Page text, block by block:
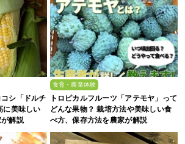
シ「ドルチ
に美味しい
解説
食育・農業体験
トロピカルフルーツ「アテモヤ」って
どんな果物？ 栽培方法や美味しい食
べ方、保存方法を農家が解説